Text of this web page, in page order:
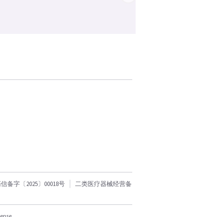
备字〔2025〕00018号 二类医疗器械经营备